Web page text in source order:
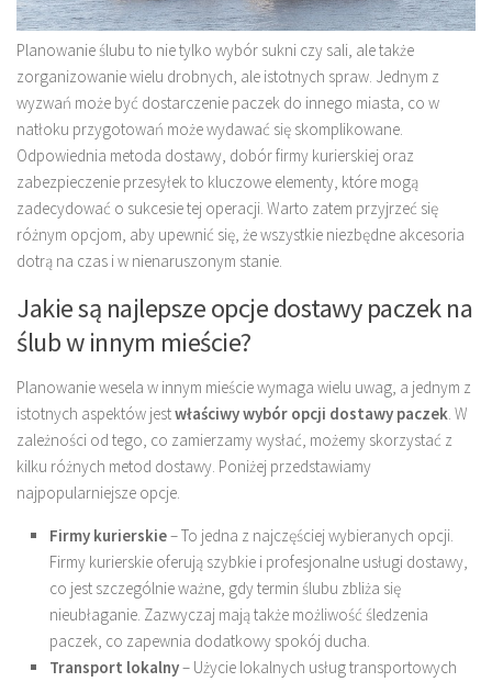
Planowanie ślubu to nie tylko wybór sukni czy sali, ale także
zorganizowanie wielu drobnych, ale istotnych spraw. Jednym z
wyzwań może być dostarczenie paczek do innego miasta, co w
natłoku przygotowań może wydawać się skomplikowane.
Odpowiednia metoda dostawy, dobór firmy kurierskiej oraz
zabezpieczenie przesyłek to kluczowe elementy, które mogą
zadecydować o sukcesie tej operacji. Warto zatem przyjrzeć się
różnym opcjom, aby upewnić się, że wszystkie niezbędne akcesoria
dotrą na czas i w nienaruszonym stanie.
Jakie są najlepsze opcje dostawy paczek na
ślub w innym mieście?
Planowanie wesela w innym mieście wymaga wielu uwag, a jednym z
istotnych aspektów jestwłaściwy wybór opcji dostawy paczek. W
zależności od tego, co zamierzamy wysłać, możemy skorzystać z
kilku różnych metod dostawy. Poniżej przedstawiamy
najpopularniejsze opcje.
Firmy kurierskie– To jedna z najczęściej wybieranych opcji.
Firmy kurierskie oferują szybkie i profesjonalne usługi dostawy,
co jest szczególnie ważne, gdy termin ślubu zbliża się
nieubłaganie. Zazwyczaj mają także możliwość śledzenia
paczek, co zapewnia dodatkowy spokój ducha.
Transport lokalny– Użycie lokalnych usług transportowych